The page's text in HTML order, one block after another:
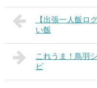
【出張一人飯ロ
い飯
これうま！鳥羽
ピ